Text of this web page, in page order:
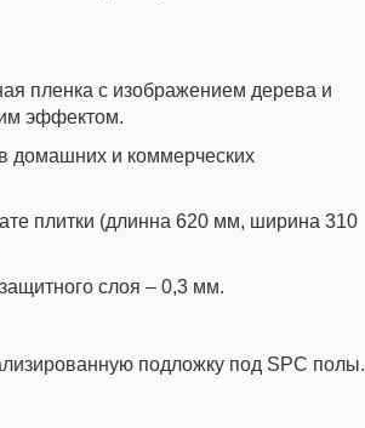
пленка с изображением дерева и
эффектом.
домашних и коммерческих
плитки (длинна 620 мм, ширина 310
слоя – 0,3 мм.
подложку под SPC полы.